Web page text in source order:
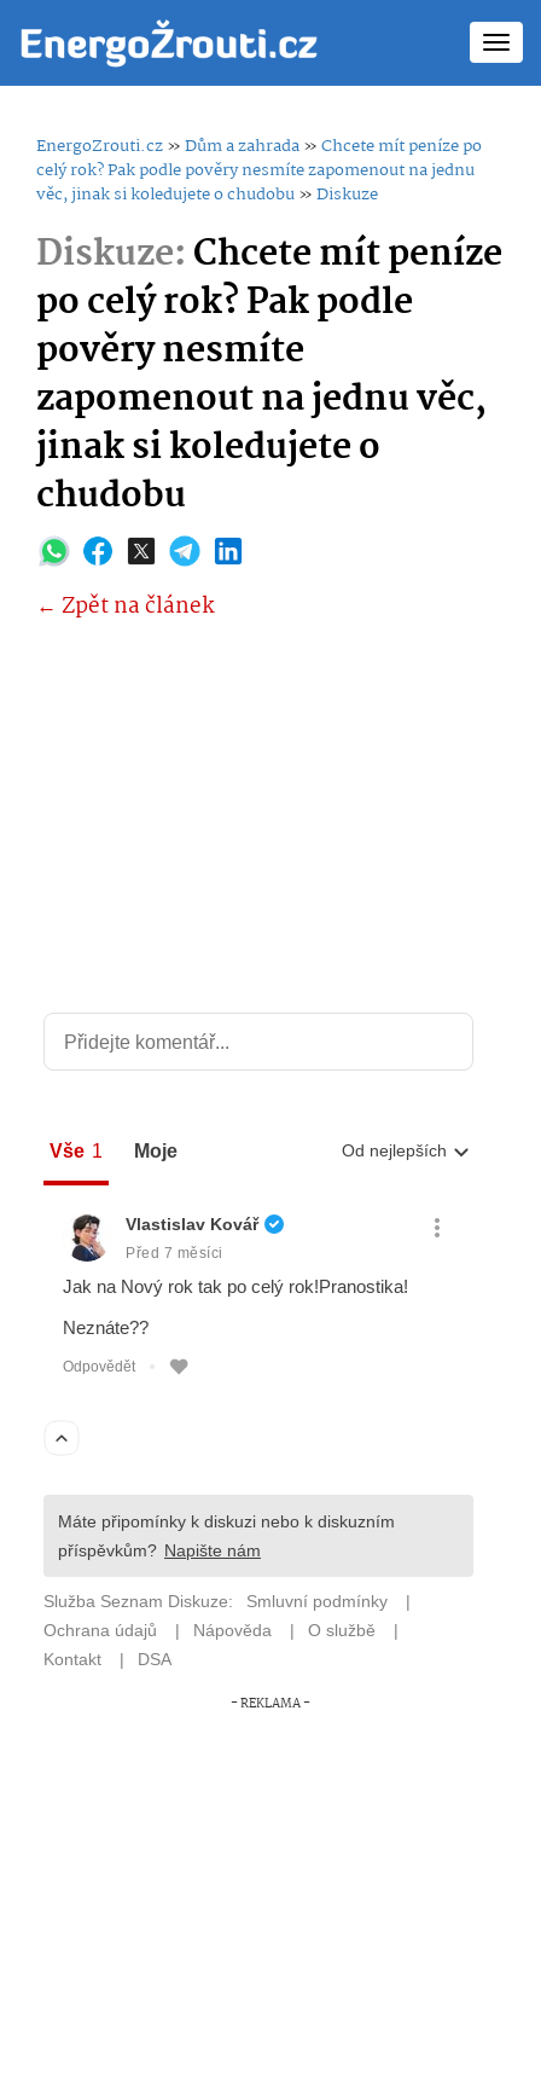
EnergoZrouti.cz»Dům a zahrada»Chcete mít peníze po
celý rok? Pak podle pověry nesmíte zapomenout na jednu
věc, jinak si koledujete o chudobu»Diskuze
Diskuze:Chcete mít peníze
po celý rok? Pak podle
pověry nesmíte
zapomenout na jednu věc,
jinak si koledujete o
chudobu
← Zpět na článek